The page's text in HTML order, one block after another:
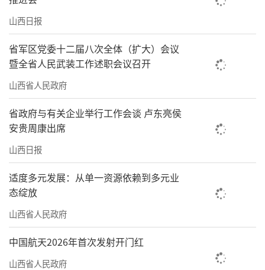
山西日报
省军区党委十二届八次全体（扩大）会议
暨全省人民武装工作述职会议召开
山西省人民政府
省政府与有关企业举行工作会谈 卢东亮侯
安贵周康出席
山西日报
适度多元发展：从单一资源依赖到多元业
态绽放
山西省人民政府
中国航天2026年首次发射开门红
山西省人民政府